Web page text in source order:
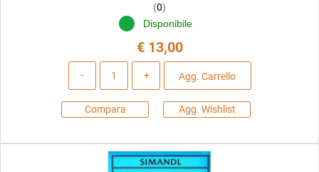
(0)
Disponibile
€ 13,00
Agg. Carrello
Compara Agg. Wishlist